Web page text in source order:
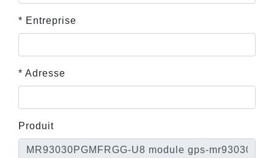
* Entreprise
* Adresse
Produit